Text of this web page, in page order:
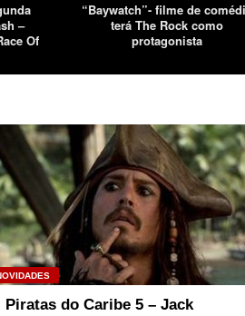
–
Of
“Baywatch”- filme de
terá The Rock como
protagonista
Piratas do Caribe 5 – Jack